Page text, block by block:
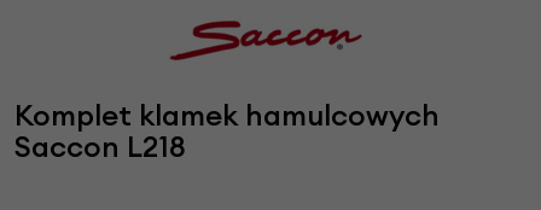
Komplet klamek hamulcowych
Saccon L218